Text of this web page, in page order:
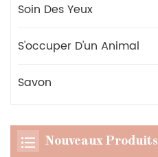
Soin Des Yeux
S'occuper D'un Animal
Savon
Nouveaux Produits